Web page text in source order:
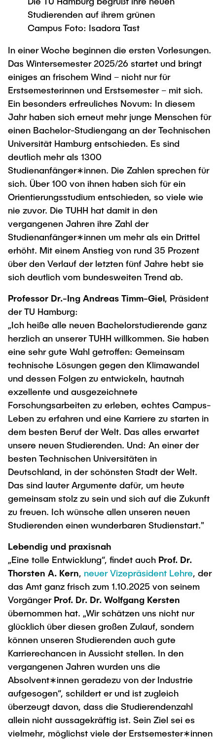
Newsroom
Pressemitteilungen
Veranstaltungen
Merchandise-Shop
Arbeiten an der TU Hamburg
Stellenausschreibungen
Berufsausbildung und Praktika
Berufungen
Neue Mitarbeitende
Intern
Beratung und Kontakt
Neu an der TUHH
Studienorganisation
AI in Education
Für Absolventinnen und Absolventen
Alumni
Berufseinstieg - Career Center
Graduiertenakademie
Promotion und Habilitation
Wissenschaftliche Weiterbildung
Lehre und Lernen
Best Practices Lehre
Hochschuldidaktik - ZLL
LearnING Center
Lehre im europäischen Verbund (ECIU)
WorkINGLab / Makerspace
UNU HUB "Engineering to Face Climate
Change"
Forschungsförderung
Early Career Researchers
Gute Wissenschaftliche Praxis
Future Lectures
Team
Neues aus der Forschung &
Transfer
Interdisziplinärer Workshop des FSP
„Biobasierte Prozesse und
Reaktortechnologien“
Studiengänge
Forschung und Institute
Technologie und Innovation in der Bildung
Studiengänge
Forschung und Institute
Management-Wissenschaften und Technologie
Studiengänge
Forschung und Institute
Maschinenbau
Studiengänge
Forschung und Institute
Studienbereich FIT
Institute im Überblick
Austauschstudium
Intercultural Hub
(Gast)Wissenschaftler*innen
Partnerships and Strategy
Partnerhochschulen Studierendenaustausch
Strategie
ECIU University
Contacts & International Team
Studierenden auf ihrem grünen
Campus Foto: Isadora Tast
In einer Woche beginnen die ersten Vorlesungen.
Das Wintersemester 2025/26 startet und bringt
einiges an frischem Wind – nicht nur für
Erstsemesterinnen und Erstsemester – mit sich.
Ein besonders erfreuliches Novum: In diesem
Jahr haben sich erneut mehr junge Menschen für
einen Bachelor-Studiengang an der Technischen
Universität Hamburg entschieden. Es sind
deutlich mehr als 1300
Studienanfänger∗innen. Die Zahlen sprechen für
sich. Über 100 von ihnen haben sich für ein
Orientierungsstudium entschieden, so viele wie
nie zuvor. Die TUHH hat damit in den
vergangenen Jahren ihre Zahl der
Studienanfänger∗innen um mehr als ein Drittel
erhöht. Mit einem Anstieg von rund 35 Prozent
über den Verlauf der letzten fünf Jahre hebt sie
sich deutlich vom bundesweiten Trend ab.
Professor Dr.-Ing Andreas Timm-Giel, Präsident
der TU Hamburg:
„Ich heiße alle neuen Bachelorstudierende ganz
herzlich an unserer TUHH willkommen. Sie haben
eine sehr gute Wahl getroffen: Gemeinsam
technische Lösungen gegen den Klimawandel
und dessen Folgen zu entwickeln, hautnah
exzellente und ausgezeichnete
Forschungsarbeiten zu erleben, echtes Campus-
Leben zu erfahren und eine Karriere zu starten in
dem besten Beruf der Welt. Das alles erwartet
unsere neuen Studierenden. Und: An einer der
besten Technischen Universitäten in
Deutschland, in der schönsten Stadt der Welt.
Das sind lauter Argumente dafür, um heute
gemeinsam stolz zu sein und sich auf die Zukunft
zu freuen. Ich wünsche allen unseren neuen
Studierenden einen wunderbaren Studienstart."
Lebendig und praxisnah
„Eine tolle Entwicklung“, findet auch Prof. Dr.
Thorsten A. Kern, neuer Vizepräsident Lehre, der
das Amt ganz frisch zum 1.10.2025 von seinem
Vorgänger Prof. Dr. Dr. Wolfgang Kersten
übernommen hat. „Wir schätzen uns nicht nur
glücklich über diesen großen Zulauf, sondern
können unseren Studierenden auch gute
Karrierechancen in Aussicht stellen. In den
vergangenen Jahren wurden uns die
Absolvent∗innen geradezu von der Industrie
aufgesogen“, schildert er und ist zugleich
überzeugt davon, dass die Studierendenzahl
allein nicht aussagekräftig ist. Sein Ziel sei es
vielmehr, möglichst viele der Erstsemester∗innen